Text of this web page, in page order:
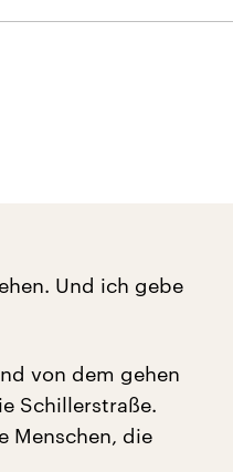
Und ich gebe
von dem gehen
Schillerstraße.
Menschen, die